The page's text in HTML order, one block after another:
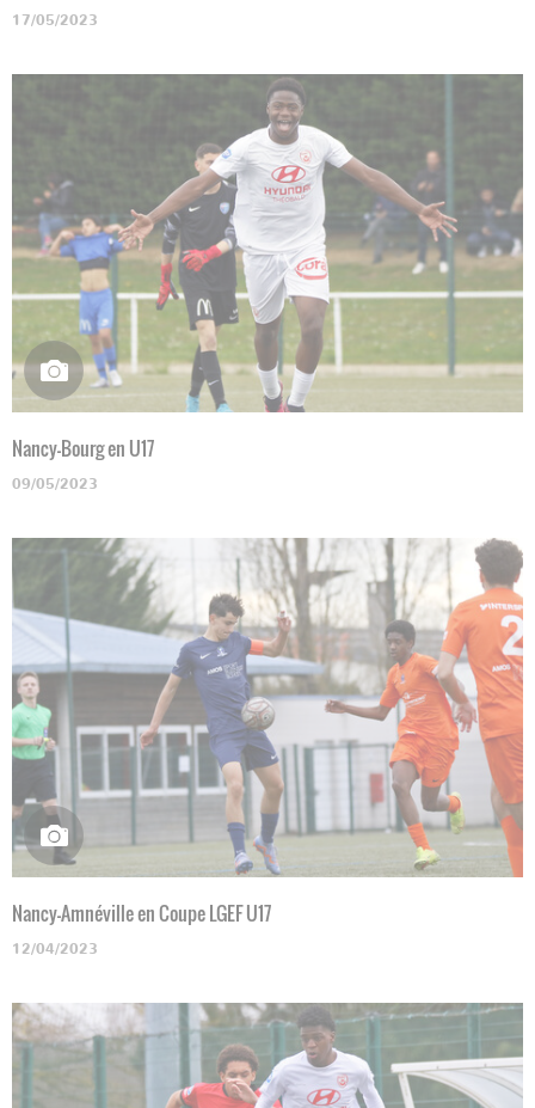
17/05/2023
Nancy-Bourg en U17
09/05/2023
Nancy-Amnéville en Coupe LGEF U17
12/04/2023